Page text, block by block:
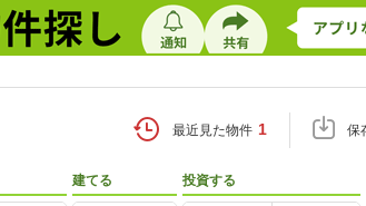
最近見た物件 1 保
建てる 投資する